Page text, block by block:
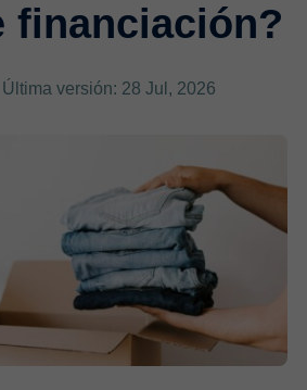
financiación?
Última versión: 28 Jul, 2026